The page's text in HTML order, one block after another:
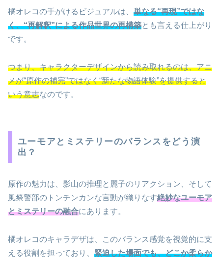
橘オレコの手がけるビジュアルは、 単なる“再現”ではな
く、“再解釈”による作品世界の再構築とも言える仕上がり
です。
つまり、キャラクターデザインから読み取れるのは、アニ
メが“原作の補完”ではなく“新たな物語体験”を提供すると
いう意志なのです。
ユーモアとミステリーのバランスをどう演
出？
原作の魅力は、影山の推理と麗子のリアクション、そして
風祭警部のトンチンカンな言動が織りなす絶妙なユーモア
とミステリーの融合にあります。
橘オレコのキャラデザは、このバランス感覚を視覚的に支
える役割を担っており、 緊迫した場面でも、どこか柔らか